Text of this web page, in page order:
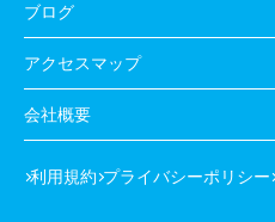
ブログ
アクセスマップ
会社概要
利用規約 プライバシーポリシー